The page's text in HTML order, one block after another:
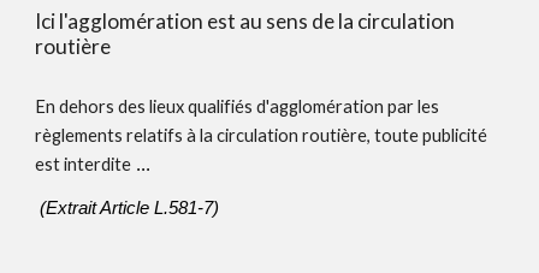
Ici l'agglomération est au sens de la circulation
routière
En dehors des lieux qualifiés d'agglomération par les
règlements relatifs à la circulation routière, toute publicité
est interdite ...
(Extrait Article L.581-7)